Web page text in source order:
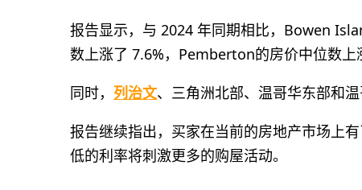
报告显示，与 2024 年同期相比，Bowen
数上涨了 7.6%，Pemberton的房价中位数上
同时， 列治文、三角洲北部、温哥华东部和
报告继续指出，买家在当前的房地产市场上
低的利率将刺激更多的购屋活动。